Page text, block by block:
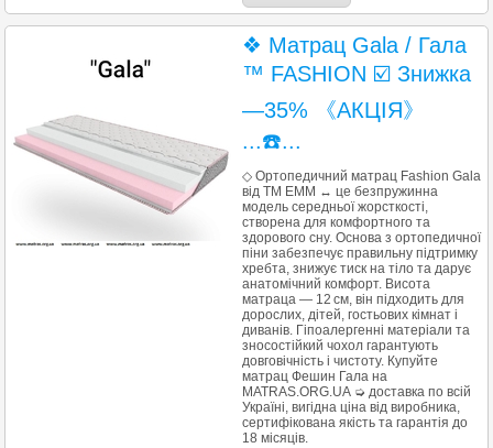
❖ Матрац Gala / Гала
™ FASHION ☑️ Знижка
—35% 《АКЦІЯ》
...☎️...
◇ Ортопедичний матрац Fashion Gala
від ТМ ЕММ ↔ це безпружинна
модель середньої жорсткості,
створена для комфортного та
здорового сну. Основа з ортопедичної
піни забезпечує правильну підтримку
хребта, знижує тиск на тіло та дарує
анатомічний комфорт. Висота
матраца — 12 см, він підходить для
дорослих, дітей, гостьових кімнат і
диванів. Гіпоалергенні матеріали та
зносостійкий чохол гарантують
довговічність і чистоту. Купуйте
матрац Фешин Гала на
MATRAS.ORG.UA ➭ доставка по всій
Україні, вигідна ціна від виробника,
сертифікована якість та гарантія до
18 місяців.